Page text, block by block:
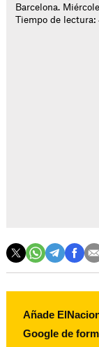
Barcelona.
Tiempo de
Añade
Google de